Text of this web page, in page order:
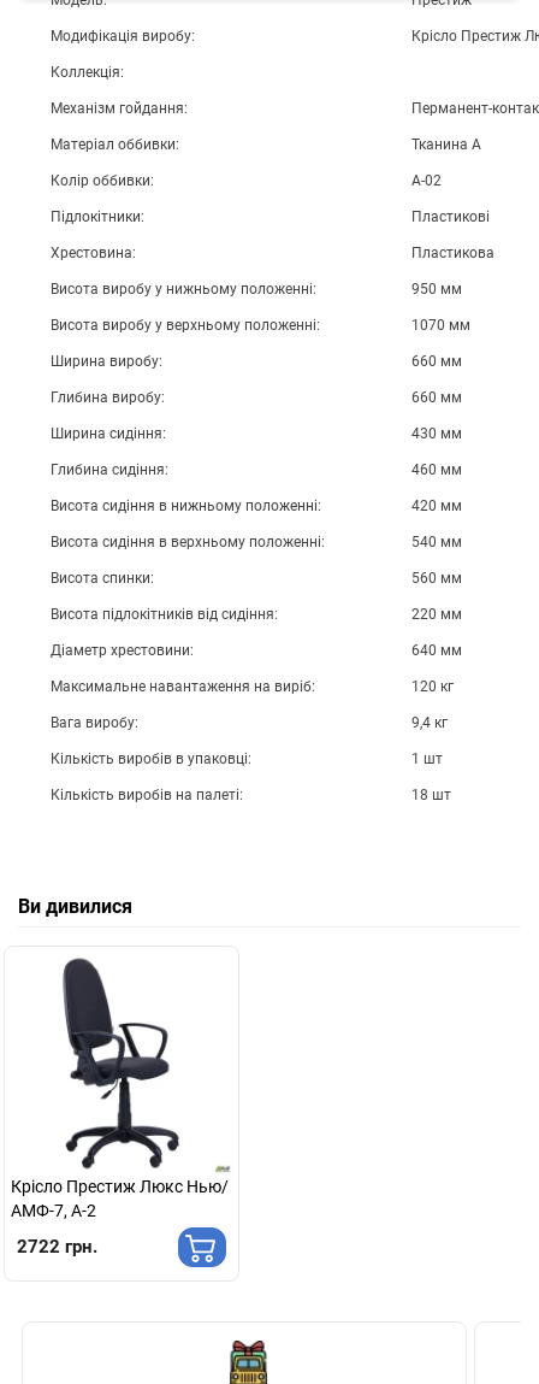
Модифікація виробу: Крісло Престиж
Коллекція:
Механізм гойдання: Перманент-
Матеріал оббивки: Тканина А
Колір оббивки: А-02
Підлокітники: Пластикові
Хрестовина: Пластикова
Висота виробу у нижньому положенні: 950 мм
Висота виробу у верхньому положенні: 1070 мм
Ширина виробу: 660 мм
Глибина виробу: 660 мм
Ширина сидіння: 430 мм
Глибина сидіння: 460 мм
Висота сидіння в нижньому положенні: 420 мм
Висота сидіння в верхньому положенні: 540 мм
Висота спинки: 560 мм
Висота підлокітників від сидіння: 220 мм
Діаметр хрестовини: 640 мм
Максимальне навантаження на виріб: 120 кг
Вага виробу: 9,4 кг
Кількість виробів в упаковці: 1 шт
Кількість виробів на палеті: 18 шт
Ви дивилися
Крісло Престиж Люкс Нью/
АМФ-7, А-2
2722 грн.